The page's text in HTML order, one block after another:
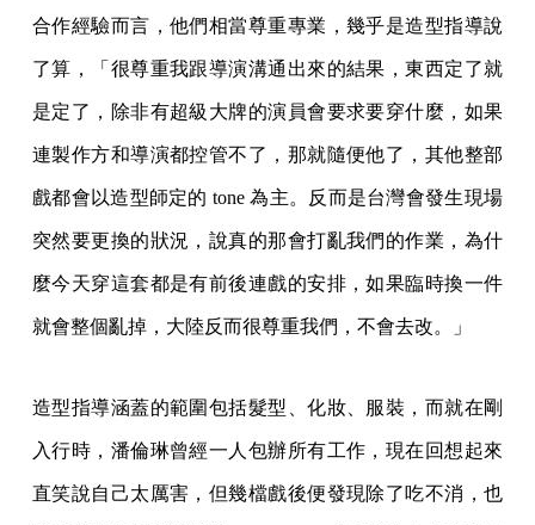
合作經驗而言，他們相當尊重專業，幾乎是造型指導說
了算，「很尊重我跟導演溝通出來的結果，東西定了就
是定了，除非有超級大牌的演員會要求要穿什麼，如果
連製作方和導演都控管不了，那就隨便他了，其他整部
戲都會以造型師定的 tone 為主。反而是台灣會發生現場
突然要更換的狀況，說真的那會打亂我們的作業，為什
麼今天穿這套都是有前後連戲的安排，如果臨時換一件
就會整個亂掉，大陸反而很尊重我們，不會去改。」
造型指導涵蓋的範圍包括髮型、化妝、服裝，而就在剛
入行時，潘倫琳曾經一人包辦所有工作，現在回想起來
直笑說自己太厲害，但幾檔戲後便發現除了吃不消，也